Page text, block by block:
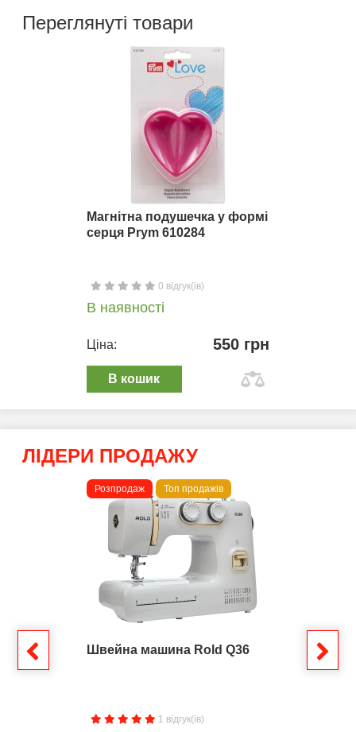
Переглянуті товари
Магнітна подушечка у формі
серця Prym 610284
0 відгук(ів)
В наявності
Ціна: 550 грн
В кошик
ЛІДЕРИ ПРОДАЖУ
Розпродаж Топ продажів
Швейна машина Rold Q36
1 відгук(ів)